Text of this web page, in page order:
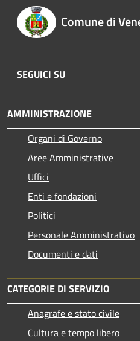
Comune di
SEGUICI SU
AMMINISTRAZIONE
Organi di Governo
Aree Amministrative
Uffici
Enti e fondazioni
Politici
Personale Amministrativo
Documenti e dati
CATEGORIE DI SERVIZIO
Anagrafe e stato civile
Cultura e tempo libero